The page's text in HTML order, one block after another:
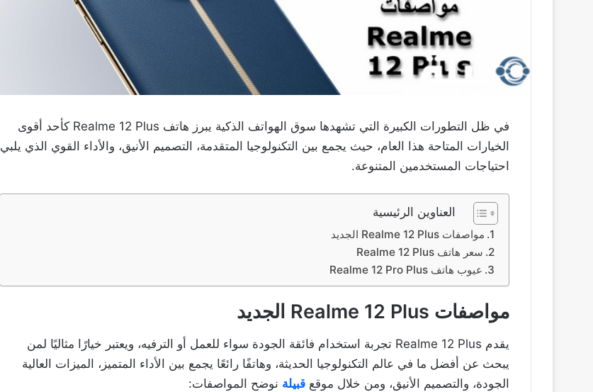
في ظل التطورات الكبيرة التي تشهدها سوق الهواتف الذكية يبرز هاتف Realme 12 Plus كأحد أقوى
الخيارات المتاحة هذا العام، حيث يجمع بين التكنولوجيا المتقدمة، التصميم الأنيق، والأداء القوي الذي يلبي
احتياجات المستخدمين المتنوعة.
العناوين الرئيسية
مواصفات Realme 12 Plus الجديد
سعر هاتف Realme 12 Plus
عيوب هاتف Realme 12 Pro Plus
مواصفات Realme 12 Plus الجديد
يقدم Realme 12 Plus تجربة استخدام فائقة الجودة سواء للعمل أو الترفيه، ويعتبر خيارًا مثاليًا لمن
يبحث عن أفضل ما في عالم التكنولوجيا الحديثة، وهاتفًا رائعًا يجمع بين الأداء المتميز، الميزات العالية
الجودة، والتصميم الأنيق، ومن خلال موقع قبيلة نوضح المواصفات: